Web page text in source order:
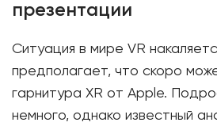
презентации
Ситуация в мире VR
предполагает, что скоро
гарнитура XR от Apple.
немного, однако известный